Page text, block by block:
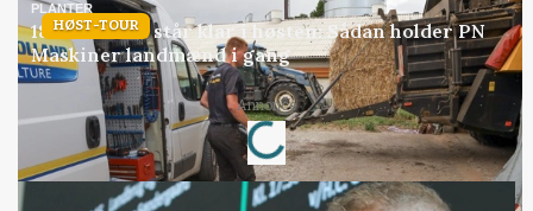
HØST-TOUR
PLANTER
18 montører står klar i høsten: Sådan holder PN
Maskiner landmænd i gang
Annonce
Loading...